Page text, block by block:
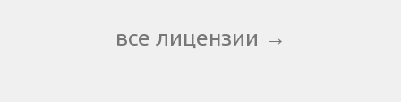
все лицензии →